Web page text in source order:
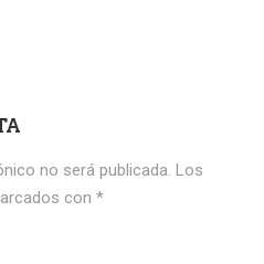
no será publicada. Los
con *